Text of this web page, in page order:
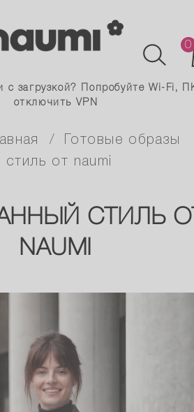
0
с загрузкой? Попробуйте Wi-Fi,
отключить VPN
готовые образы
стиль от naumi
СТИЛЬ
NAUMI